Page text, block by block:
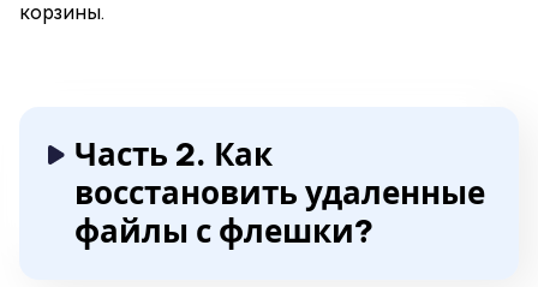
корзины.
Часть 2. Как
восстановить удаленные
файлы с флешки?